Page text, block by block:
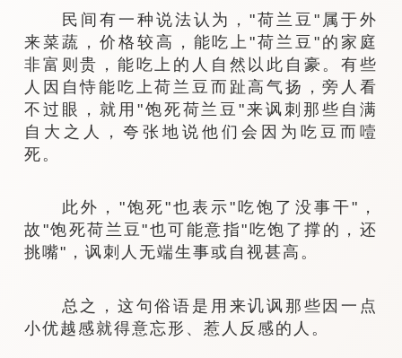
民间有一种说法认为，"荷兰豆"属于外
来菜蔬，价格较高，能吃上"荷兰豆"的家庭
非富则贵，能吃上的人自然以此自豪。有些
人因自恃能吃上荷兰豆而趾高气扬，旁人看
不过眼，就用"饱死荷兰豆"来讽刺那些自满
自大之人，夸张地说他们会因为吃豆而噎
死。
此外，"饱死"也表示"吃饱了没事干"，
故"饱死荷兰豆"也可能意指"吃饱了撑的，还
挑嘴"，讽刺人无端生事或自视甚高。
总之，这句俗语是用来讥讽那些因一点
小优越感就得意忘形、惹人反感的人。